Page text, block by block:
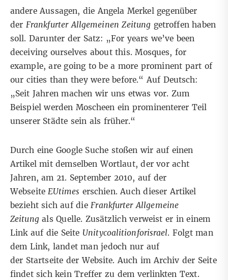
andere Aussagen, die Angela Merkel gegenüber
der Frankfurter Allgemeinen Zeitung getroffen haben
soll. Darunter der Satz: „For years we’ve been
deceiving ourselves about this. Mosques, for
example, are going to be a more prominent part of
our cities than they were before.“ Auf Deutsch:
„Seit Jahren machen wir uns etwas vor. Zum
Beispiel werden Moscheen ein prominenterer Teil
unserer Städte sein als früher.“
Durch eine Google Suche stoßen wir auf einen
Artikel mit demselben Wortlaut, der vor acht
Jahren, am 21. September 2010, auf der
WebseiteEUtimes erschien. Auch dieser Artikel
bezieht sich auf dieFrankfurter Allgemeine
Zeitungals Quelle. Zusätzlich verweist er in einem
Link auf die Seite Unitycoalitionforisrael. Folgt man
dem Link, landet man jedoch nur auf
der Startseiteder Website. Auch im Archiv der Seite
findet sich kein Treffer zu dem verlinkten Text.